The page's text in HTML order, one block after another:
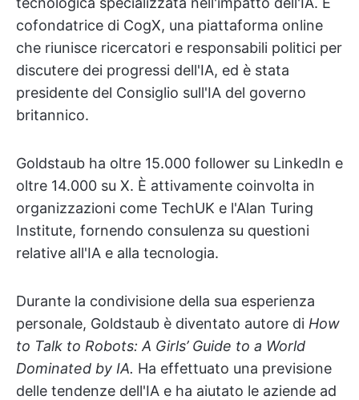
cofondatrice di CogX, una piattaforma online
che riunisce ricercatori e responsabili politici per
discutere dei progressi dell'IA, ed è stata
presidente del Consiglio sull'IA del governo
britannico.
Goldstaub ha oltre 15.000 follower su LinkedIn e
oltre 14.000 su X. È attivamente coinvolta in
organizzazioni come TechUK e l'Alan Turing
Institute, fornendo consulenza su questioni
relative all'IA e alla tecnologia.
Durante la condivisione della sua esperienza
personale, Goldstaub è diventato autore di How
to Talk to Robots: A Girls’ Guide to a World
Dominated by IA. Ha effettuato una previsione
delle tendenze dell'IA e ha aiutato le aziende ad